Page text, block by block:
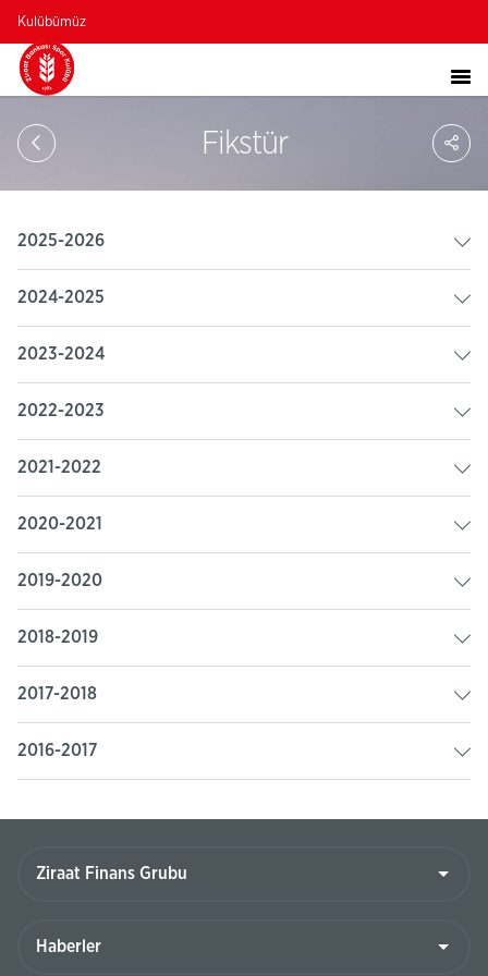
Kulübümüz
Fikstür
2025-2026
2024-2025
2023-2024
2022-2023
2021-2022
2020-2021
2019-2020
2018-2019
2017-2018
2016-2017